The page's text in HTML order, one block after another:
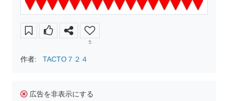
5
作者: TACTO７２４
広告を非表示にする